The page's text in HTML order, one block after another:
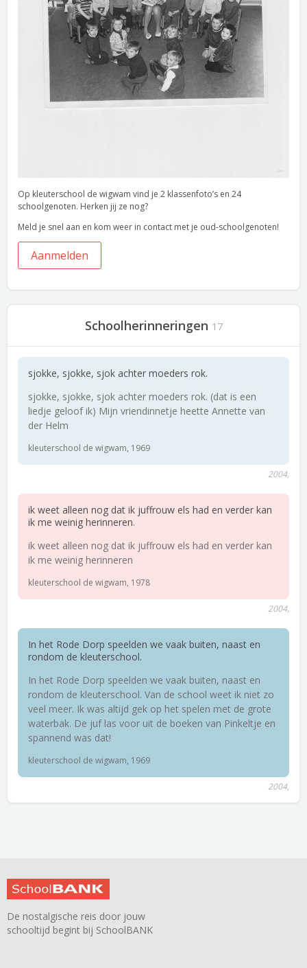
Op kleuterschool de wigwam vind je 2 klassenfoto’s en 24
schoolgenoten. Herken jij ze nog?
Meld je snel aan en kom weer in contact met je oud-schoolgenoten!
Aanmelden
Schoolherinneringen 17
sjokke, sjokke, sjok achter moeders rok.
sjokke, sjokke, sjok achter moeders rok. (dat is een
liedje geloof ik) Mijn vriendinnetje heette Annette van
der Helm
kleuterschool de wigwam, 1969
2004,
ik weet alleen nog dat ik juffrouw els had en verder kan
ik me weinig herinneren.
ik weet alleen nog dat ik juffrouw els had en verder kan
ik me weinig herinneren
kleuterschool de wigwam, 1978
2004,
In het Rode Dorp speelden we vaak buiten, naast en
rondom de kleuterschool.
In het Rode Dorp speelden we vaak buiten, naast en
rondom de kleuterschool. Van de school weet ik niet zo
veel meer. Ik was altijd gek op het spelen met de grote
waterbak. De juf las voor uit de boeken van Pinkeltje en
spannend was dat!
kleuterschool de wigwam, 1969
2004,
De nostalgische reis door jouw
schooltijd begint bij SchoolBANK